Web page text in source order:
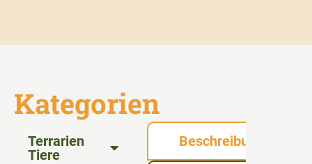
Kategorien
Terrarien
Tiere
Beschreibung